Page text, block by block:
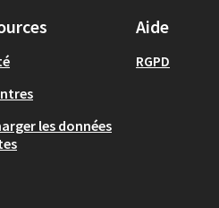
les données
Aide
RGPD